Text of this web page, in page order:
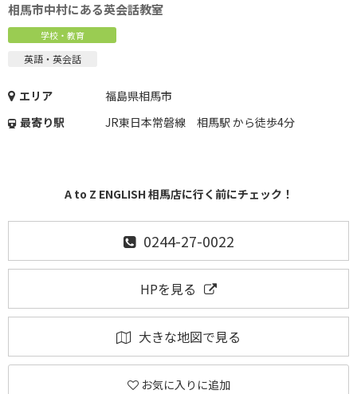
相馬市中村にある英会話教室
学校・教育
英語・英会話
エリア
福島県相馬市
最寄り駅
JR東日本常磐線 相馬駅 から徒歩4分
A to Z ENGLISH 相馬店に行く前にチェック！
0244-27-0022
HPを見る
大きな地図で見る
お気に入りに追加